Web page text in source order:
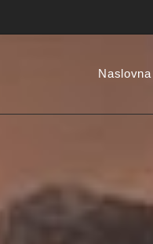
Naslovna